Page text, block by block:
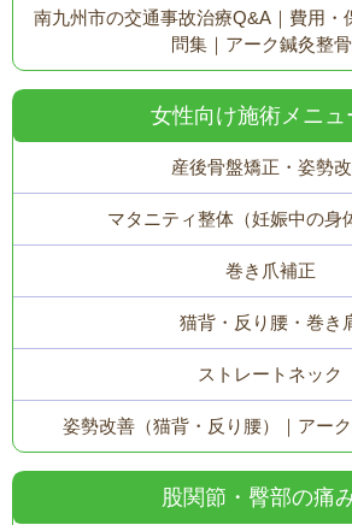
南九州市の交通事故治療Q&A｜費用・
問集｜アーク鍼灸整
女性向け施術メニュ
産後骨盤矯正・姿勢
マタニティ整体（妊娠中の身
巻き爪補正
猫背・反り腰・巻き
ストレートネック
姿勢改善（猫背・反り腰）｜アー
股関節・臀部の痛